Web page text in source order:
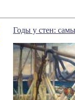
Годы у стен: